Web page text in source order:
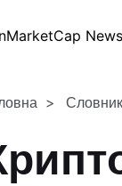
News
Словник